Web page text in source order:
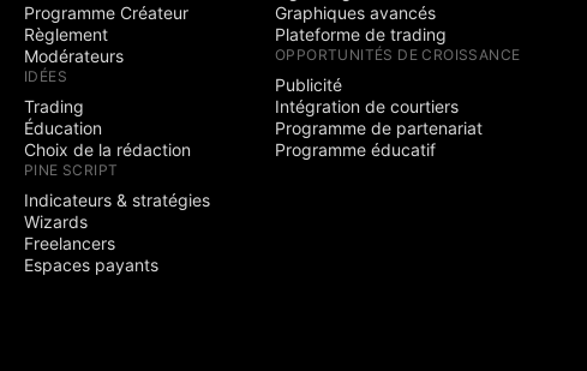
Programme Créateur
Règlement
Modérateurs
IDÉES
Trading
Éducation
Choix de la rédaction
PINE SCRIPT
Indicateurs & stratégies
Wizards
Freelancers
Espaces payants
Graphiques avancés
Plateforme de trading
OPPORTUNITÉS DE CROISSANCE
Publicité
Intégration de courtiers
Programme de partenariat
Programme éducatif